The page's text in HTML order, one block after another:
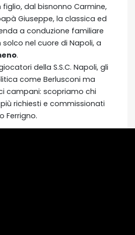
figlio, dal bisnonno Carmine,
Giuseppe, la classica ed
a conduzione familiare
nel cuore di Napoli, a
.
della S.S.C. Napoli, gli
come Berlusconi ma
campani: scopriamo chi
richiesti e commissionati
Ferrigno.